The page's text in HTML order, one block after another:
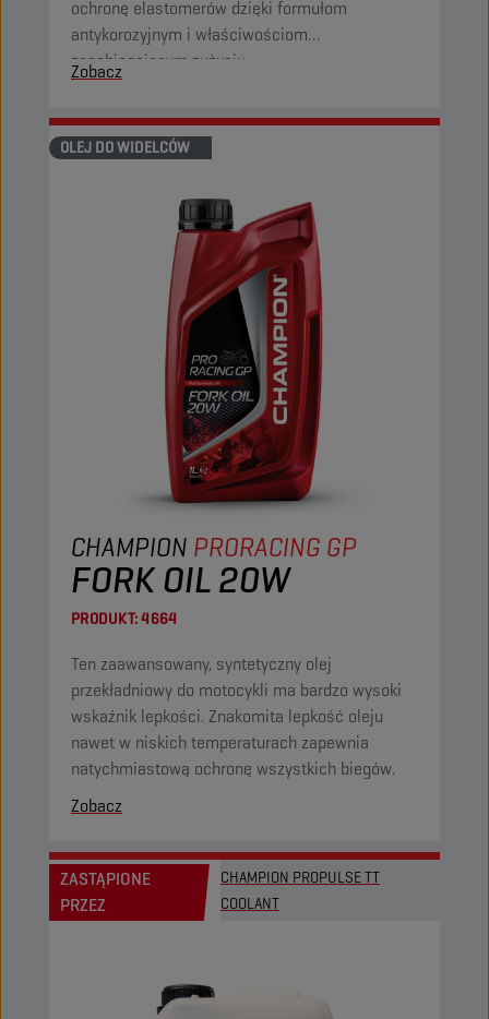
ochronę elastomerów dzięki formułom
antykorozyjnym i właściwościom
zapobiegającym zużyciu.
Zobacz
OLEJ DO WIDELCÓW
CHAMPION PRORACING GP
FORK OIL 20W
PRODUKT:4664
Ten zaawansowany, syntetyczny olej
przekładniowy do motocykli ma bardzo wysoki
wskaźnik lepkości. Znakomita lepkość oleju
nawet w niskich temperaturach zapewnia
natychmiastową ochronę wszystkich biegów.
Zobacz
ZASTĄPIONE
PRZEZ
CHAMPION PROPULSE TT
COOLANT